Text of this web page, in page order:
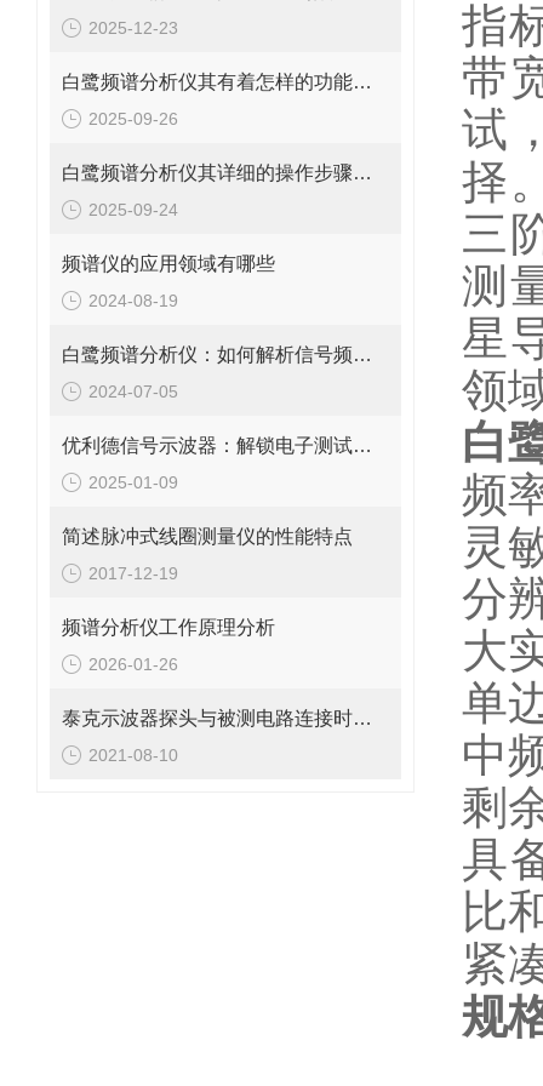
2025-12-23
白鹭频谱分析仪其有着怎样的功能呢？
2025-09-26
白鹭频谱分析仪其详细的操作步骤具体如下
2025-09-24
频谱仪的应用领域有哪些
2024-08-19
白鹭频谱分析仪：如何解析信号频域特征？
2024-07-05
优利德信号示波器：解锁电子测试的无限可能
2025-01-09
简述脉冲式线圈测量仪的性能特点
2017-12-19
频谱分析仪工作原理分析
2026-01-26
泰克示波器探头与被测电路连接时的使用注意事项
2021-08-10
指
带
试
择
三
测
星
领
白
频
灵
分
大
单
中
剩
具
比
紧
规